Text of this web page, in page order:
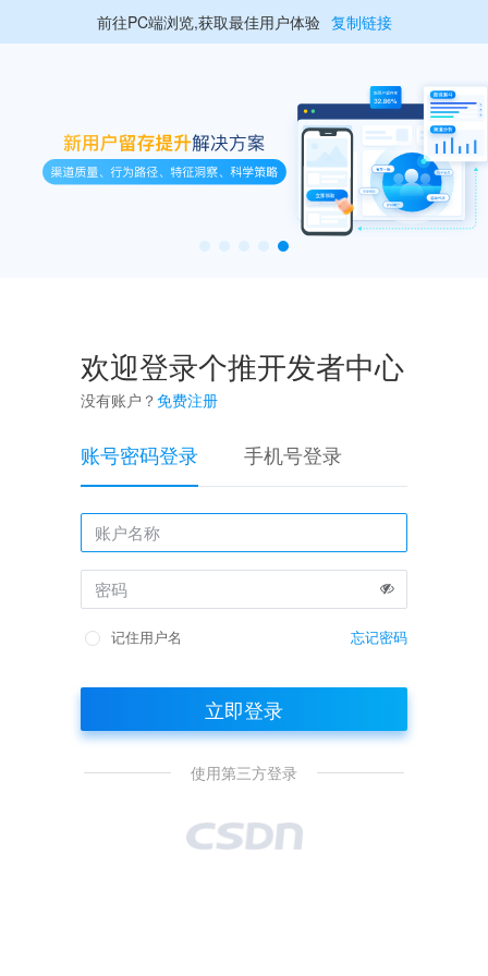
前往PC端浏览,获取最佳用户体验 复制链接
欢迎登录个推开发者中心
没有账户？免费注册
账号密码登录 手机号登录
记住用户名 忘记密码
立即登录
使用第三方登录